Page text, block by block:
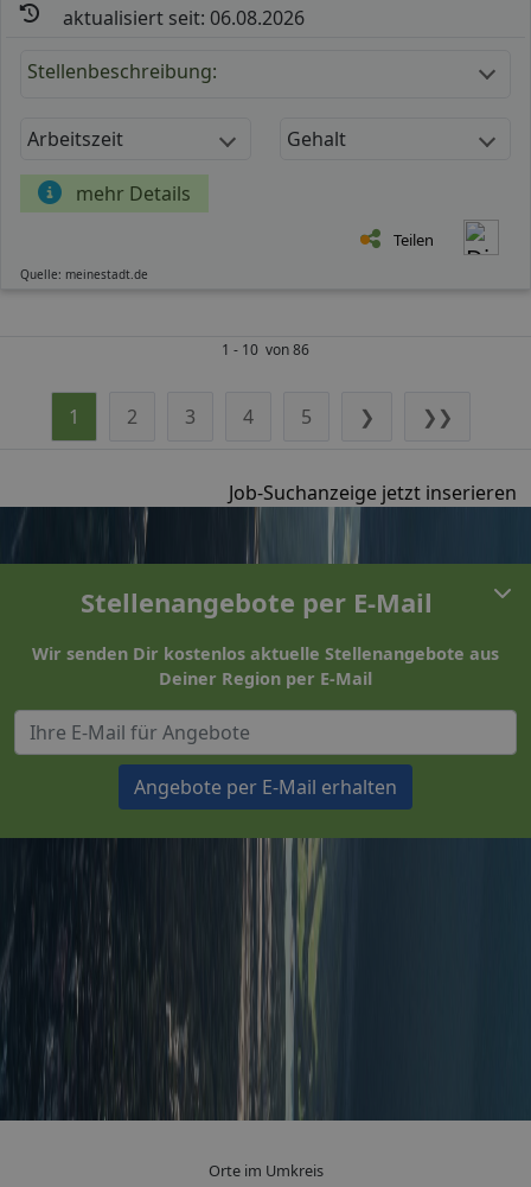
aktualisiert seit: 06.08.2026
Stellenbeschreibung:
Arbeitszeit Gehalt
mehr Details
Teilen
Quelle: meinestadt.de
1 - 10 von 86
1 2 3 4 5 ❯ ❯❯
Job-Suchanzeige jetzt inserieren
Stellenangebote per E-Mail
Wir senden Dir kostenlos aktuelle Stellenangebote aus
Deiner Region per E-Mail
Angebote per E-Mail erhalten
Orte im Umkreis